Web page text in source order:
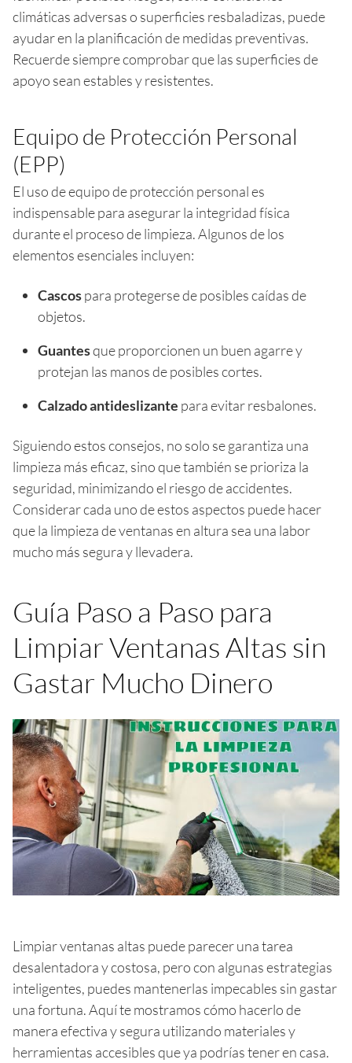
climáticas adversas o superficies resbaladizas, puede
ayudar en la planificación de medidas preventivas.
Recuerde siempre comprobar que las superficies de
apoyo sean estables y resistentes.
Equipo de Protección Personal
(EPP)
El uso de equipo de protección personal es
indispensable para asegurar la integridad física
durante el proceso de limpieza. Algunos de los
elementos esenciales incluyen:
Cascospara protegerse de posibles caídas de
objetos.
Guantesque proporcionen un buen agarre y
protejan las manos de posibles cortes.
Calzado antideslizante para evitar resbalones.
Siguiendo estos consejos, no solo se garantiza una
limpieza más eficaz, sino que también se prioriza la
seguridad, minimizando el riesgo de accidentes.
Considerar cada uno de estos aspectos puede hacer
que la limpieza de ventanas en altura sea una labor
mucho más segura y llevadera.
Guía Paso a Paso para
Limpiar Ventanas Altas sin
Gastar Mucho Dinero
Limpiar ventanas altas puede parecer una tarea
desalentadora y costosa, pero con algunas estrategias
inteligentes, puedes mantenerlas impecables sin gastar
una fortuna. Aquí te mostramos cómo hacerlo de
manera efectiva y segura utilizando materiales y
herramientas accesibles que ya podrías tener en casa.